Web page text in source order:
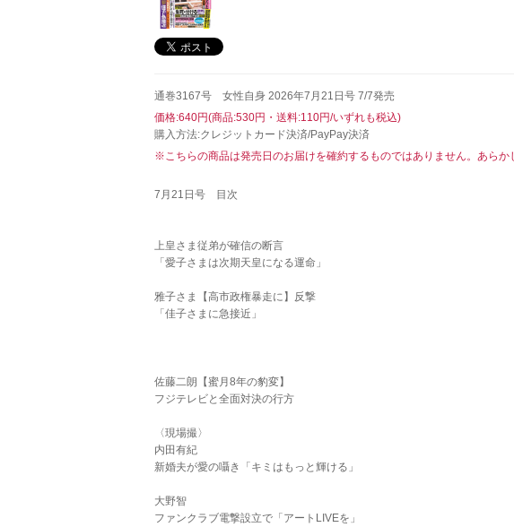
通巻3167号 女性自身 2026年7月21日号 7/7発売
価格:640円(商品:530円・送料:110円/いずれも税込)
購入方法:クレジットカード決済/PayPay決済
※こちらの商品は発売日のお届けを確約するものではありません。あらか
7月21日号 目次
上皇さま従弟が確信の断言
「愛子さまは次期天皇になる運命」
雅子さま【高市政権暴走に】反撃
「佳子さまに急接近」
佐藤二朗【蜜月8年の豹変】
フジテレビと全面対決の行方
〈現場撮〉
内田有紀
新婚夫が愛の囁き「キミはもっと輝ける」
大野智
ファンクラブ電撃設立で「アートLIVEを」